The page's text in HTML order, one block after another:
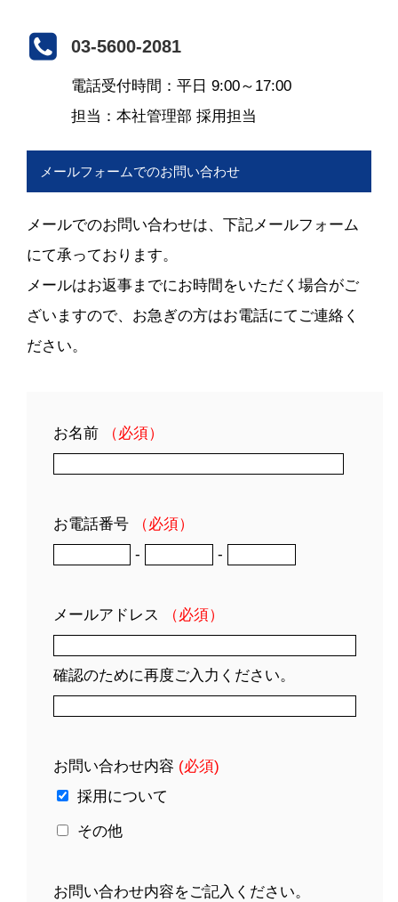
03-5600-2081
電話受付時間：平日 9:00～17:00
担当：本社管理部 採用担当
メールフォームでのお問い合わせ
メールでのお問い合わせは、下記メールフォーム
にて承っております。
メールはお返事までにお時間をいただく場合がご
ざいますので、お急ぎの方はお電話にてご連絡く
ださい。
お名前 （必須）
お電話番号
（必須）
-
-
メールアドレス （必須）
確認のために再度ご入力ください。
お問い合わせ内容 (必須)
採用について
その他
お問い合わせ内容をご記入ください。